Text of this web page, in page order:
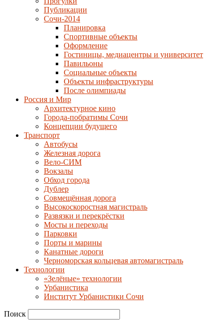
Публикации
Сочи-2014
Планировка
Спортивные объекты
Оформление
Гостиницы, медиацентры и университет
Павильоны
Социальные объекты
Объекты инфраструктуры
После олимпиады
Россия и Мир
Архитектурное кино
Города-побратимы Сочи
Концепции будущего
Транспорт
Автобусы
Железная дорога
Вело-СИМ
Вокзалы
Обход города
Дублер
Совмещённая дорога
Высокоскоростная магистраль
Развязки и перекрёстки
Мосты и переходы
Парковки
Порты и марины
Канатные дороги
Черноморская кольцевая автомагистраль
Технологии
«Зелёные» технологии
Урбанистика
Институт Урбанистики Сочи
Поиск